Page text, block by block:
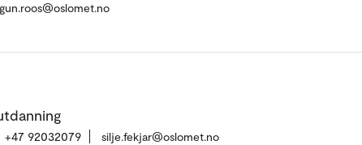
gun.roos@oslomet.no
+47 92032079 silje.fekjar@oslomet.no